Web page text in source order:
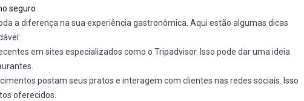
seguro
a diferença na sua experiência gastronômica. Aqui estão algumas dicas
em sites especializados como o Tripadvisor. Isso pode dar uma ideia
postam seus pratos e interagem com clientes nas redes sociais. Isso
oferecidos.